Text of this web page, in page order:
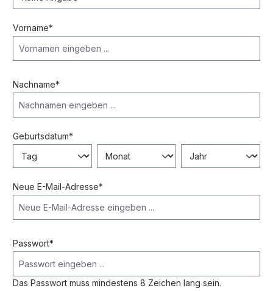
Vorname*
Nachname*
Geburtsdatum*
Neue E-Mail-Adresse*
Passwort*
Das Passwort muss mindestens 8 Zeichen lang sein.